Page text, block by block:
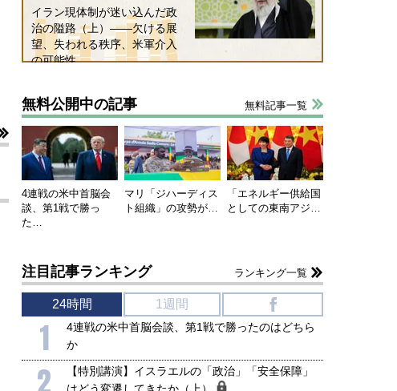
イラン現体制が迷い込んだ政
治の隘路（上）――欠ける展
望、失われる秩序、米軍介入
の可能性
無料公開中の記事 無料記事一覧
4連戦の米中首脳会
談、第1戦で勝っ
た…
マリ「ジハーディス
ト組織」の攻勢が…
「エネルギー供給国
としての東南アジ…
注目記事ランキング ランキング一覧
24時間 1週間
1
4連戦の米中首脳会談、第1戦で勝ったのはどちら
か
【特別講演】イスラエルの「政治」「安全保障」